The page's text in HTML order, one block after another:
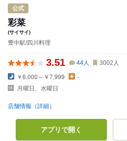
公式
彩菜
(サイサイ)
豊中駅/四川料理
3.51 44人 3002 人
￥6,000～￥7,999
-
月曜日、水曜日
店舗情報（詳細）
アプリで開く